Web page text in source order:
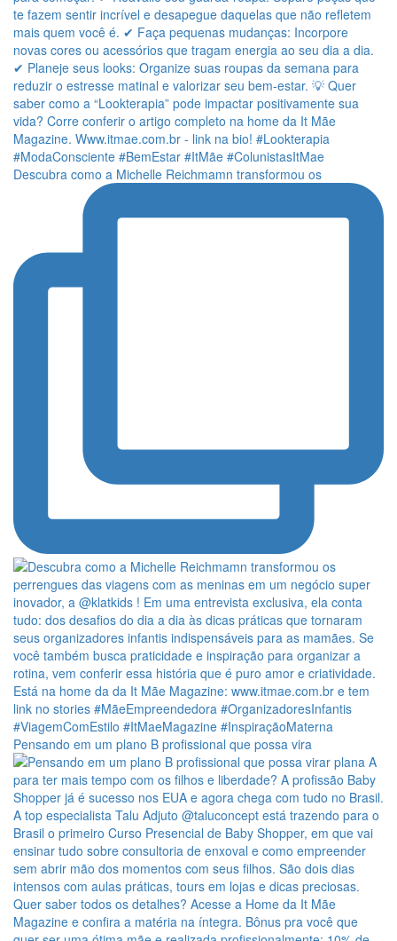
Descubra como a Michelle Reichmamn transformou os
Pensando em um plano B profissional que possa vira